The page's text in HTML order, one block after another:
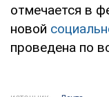
отмечается в
новой
проведена по